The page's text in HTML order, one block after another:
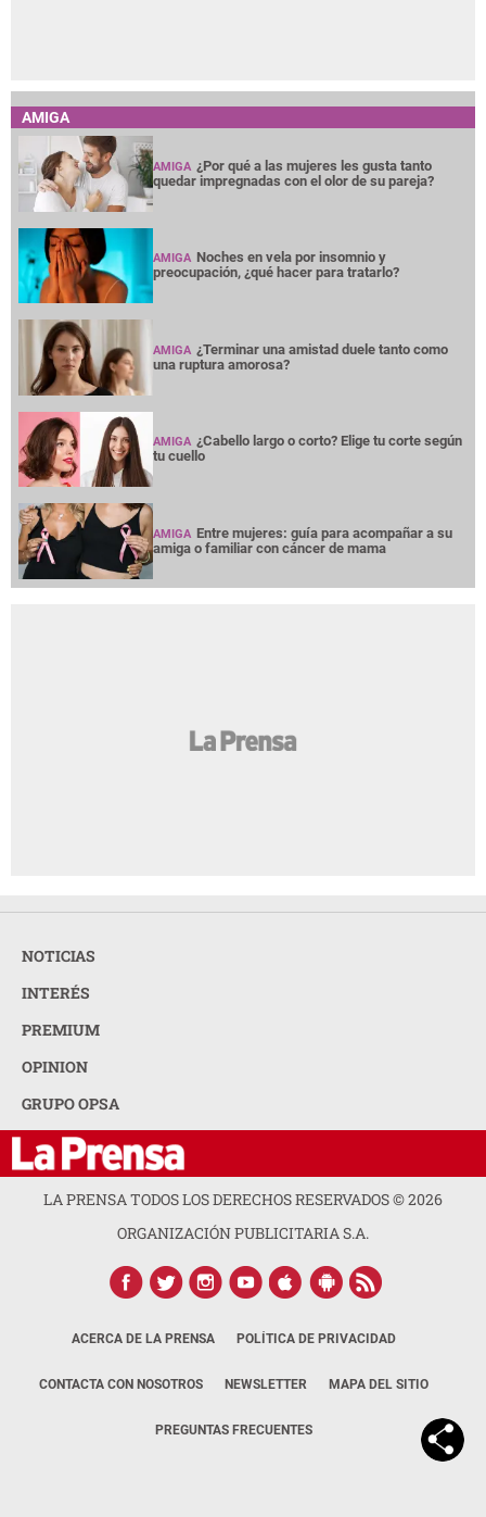
AMIGA
AMIGA ¿Por qué a las mujeres les gusta tanto
quedar impregnadas con el olor de su pareja?
AMIGA Noches en vela por insomnio y
preocupación, ¿qué hacer para tratarlo?
AMIGA ¿Terminar una amistad duele tanto como
una ruptura amorosa?
AMIGA ¿Cabello largo o corto? Elige tu corte según
tu cuello
AMIGA Entre mujeres: guía para acompañar a su
amiga o familiar con cáncer de mama
NOTICIAS
INTERÉS
PREMIUM
OPINION
GRUPO OPSA
LA PRENSA TODOS LOS DERECHOS RESERVADOS ©2026
ORGANIZACIÓN PUBLICITARIA S.A.
ACERCA DE LA PRENSA POLÍTICA DE PRIVACIDAD
CONTACTA CON NOSOTROS NEWSLETTER MAPA DEL SITIO
PREGUNTAS FRECUENTES